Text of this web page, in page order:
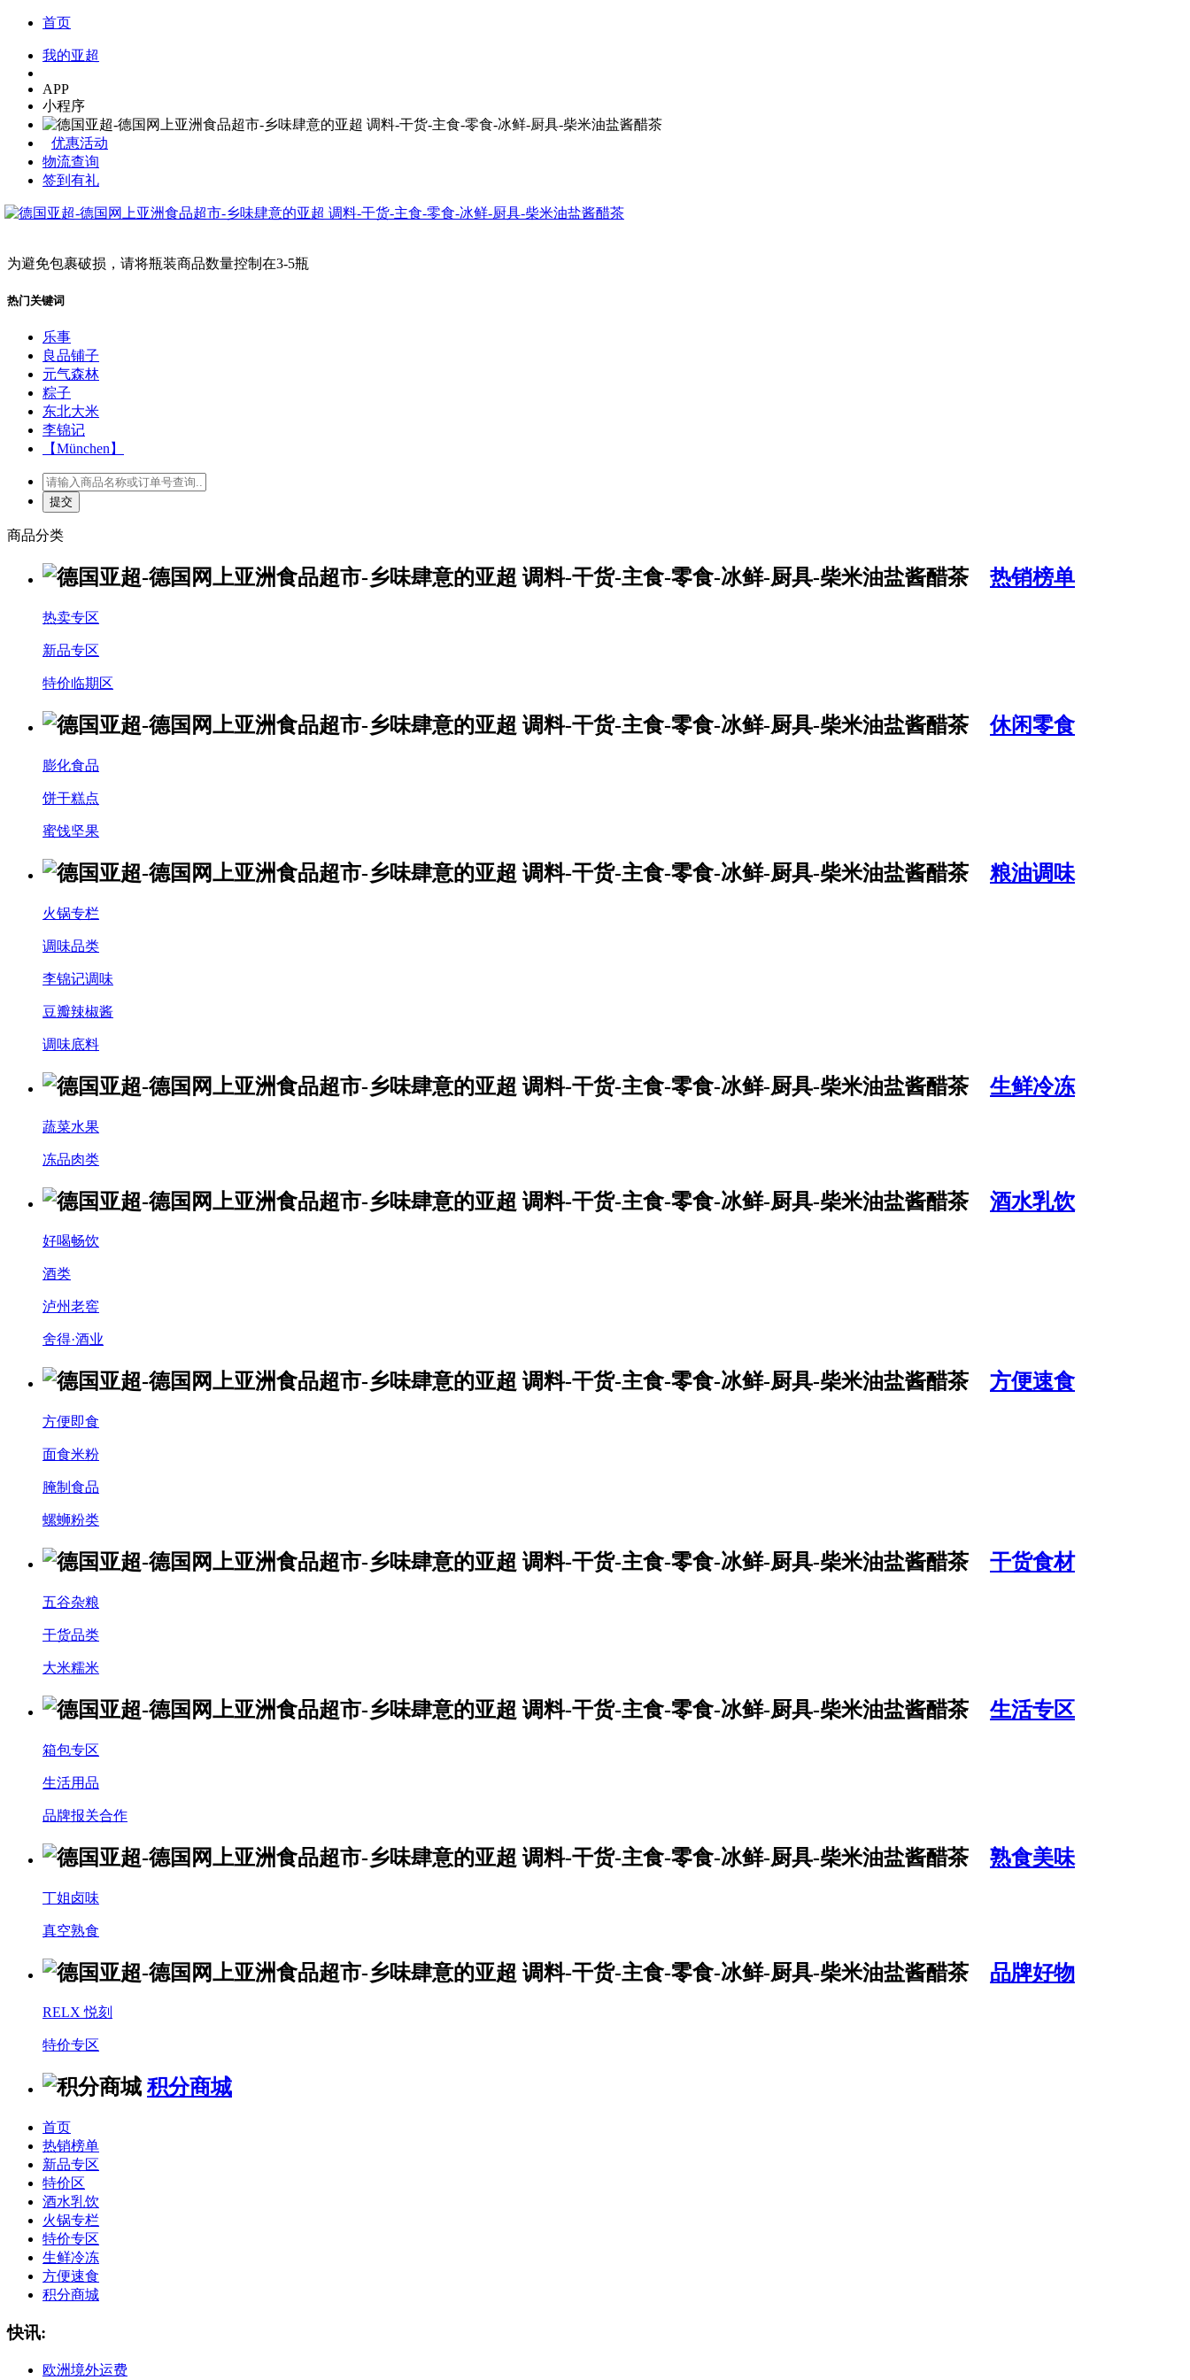
首页
我的亚超
APP
小程序
优惠活动
物流查询
签到有礼
为避免包裹破损，请将瓶装商品数量控制在3-5瓶
热门关键词
乐事
良品铺子
元气森林
粽子
东北大米
李锦记
【München】
商品分类
热销榜单
热卖专区
新品专区
特价临期区
休闲零食
膨化食品
饼干糕点
蜜饯坚果
粮油调味
火锅专栏
调味品类
李锦记调味
豆瓣辣椒酱
调味底料
生鲜冷冻
蔬菜水果
冻品肉类
酒水乳饮
好喝畅饮
酒类
泸州老窖
舍得·酒业
方便速食
方便即食
面食米粉
腌制食品
螺蛳粉类
干货食材
五谷杂粮
干货品类
大米糯米
生活专区
箱包专区
生活用品
品牌报关合作
熟食美味
丁姐卤味
真空熟食
品牌好物
RELX 悦刻
特价专区
积分商城
首页
热销榜单
新品专区
特价区
酒水乳饮
火锅专栏
特价专区
生鲜冷冻
方便速食
积分商城
快讯:
欧洲境外运费